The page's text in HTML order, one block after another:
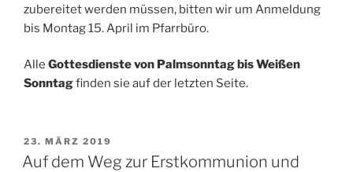
zubereitet werden müssen, bitten wir um Anmeldung
bis Montag 15. April im Pfarrbüro.
Alle Gottesdienste von Palmsonntag bis Weißen
Sonntagfinden sie auf der letzten Seite.
VERÖFFENTLICHT
AM
23. MÄRZ 2019
Auf dem Weg zur Erstkommunion und